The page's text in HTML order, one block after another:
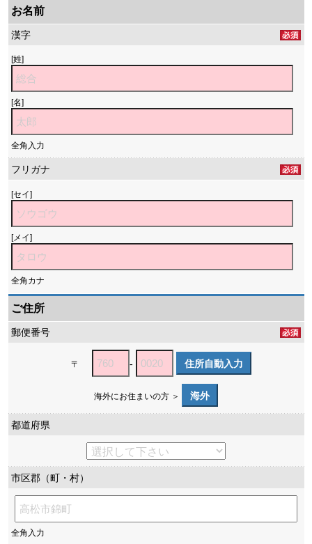
お名前
漢字
[姓]
[名]
全角入力
フリガナ
[セイ]
[メイ]
全角カナ
ご住所
郵便番号
〒 - 住所自動入力
海外にお住まいの方 ＞ 海外
都道府県
市区郡（町・村）
全角入力